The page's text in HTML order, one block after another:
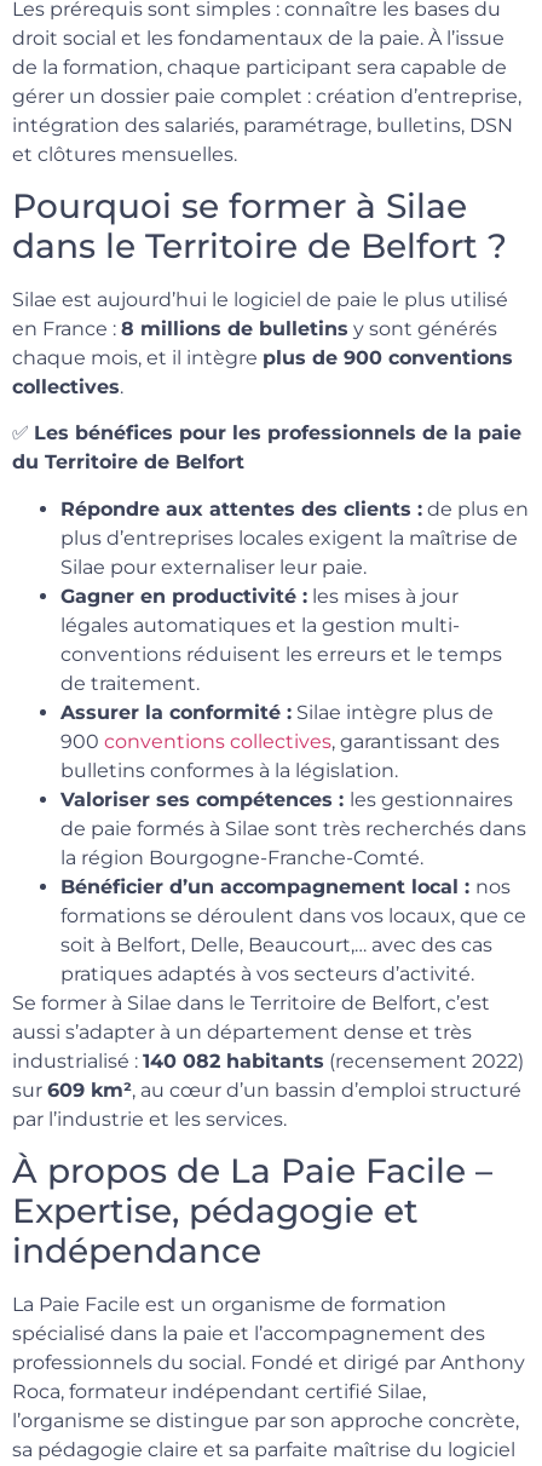
Les prérequis sont simples : connaître les bases du
droit social et les fondamentaux de la paie. À l’issue
de la formation, chaque participant sera capable de
gérer un dossier paie complet : création d’entreprise,
intégration des salariés, paramétrage, bulletins, DSN
et clôtures mensuelles.
Pourquoi se former à Silae
dans le Territoire de Belfort ?
Silae est aujourd’hui le logiciel de paie le plus utilisé
en France : 8 millions de bulletins y sont générés
chaque mois, et il intègre plus de 900 conventions
collectives.
✅ Les bénéfices pour les professionnels de la paie
du Territoire de Belfort
Répondre aux attentes des clients : de plus en
plus d’entreprises locales exigent la maîtrise de
Silae pour externaliser leur paie.
Gagner en productivité : les mises à jour
légales automatiques et la gestion multi-
conventions réduisent les erreurs et le temps
de traitement.
Assurer la conformité : Silae intègre plus de
900 conventions collectives, garantissant des
bulletins conformes à la législation.
Valoriser ses compétences : les gestionnaires
de paie formés à Silae sont très recherchés dans
la région Bourgogne-Franche-Comté.
Bénéficier d’un accompagnement local : nos
formations se déroulent dans vos locaux, que ce
soit à Belfort, Delle, Beaucourt,… avec des cas
pratiques adaptés à vos secteurs d’activité.
Se former à Silae dans le Territoire de Belfort, c’est
aussi s’adapter à un département dense et très
industrialisé : 140 082 habitants (recensement 2022)
sur 609 km², au cœur d’un bassin d’emploi structuré
par l’industrie et les services.
À propos de La Paie Facile –
Expertise, pédagogie et
indépendance
La Paie Facile est un organisme de formation
spécialisé dans la paie et l’accompagnement des
professionnels du social. Fondé et dirigé par Anthony
Roca, formateur indépendant certifié Silae,
l’organisme se distingue par son approche concrète,
sa pédagogie claire et sa parfaite maîtrise du logiciel